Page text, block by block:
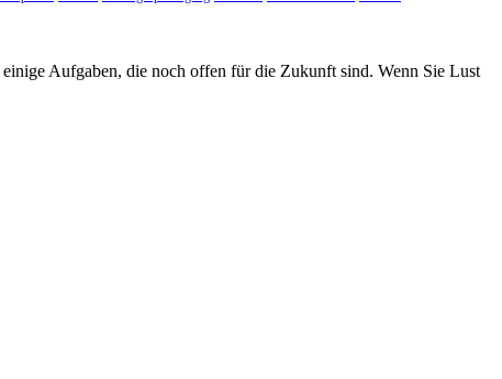
Aufgaben, die noch offen für die Zukunft sind. Wenn Sie Lust